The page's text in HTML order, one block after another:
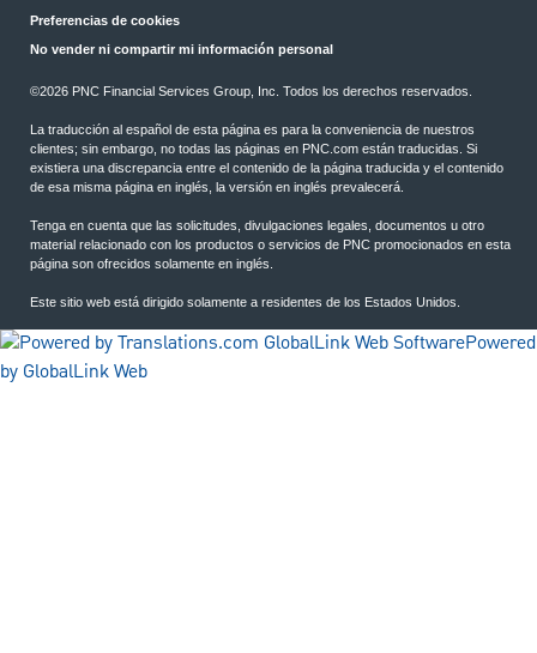
Preferencias de cookies
No vender ni compartir mi información personal
©2026 PNC Financial Services Group, Inc. Todos los derechos reservados.
La traducción al español de esta página es para la conveniencia de nuestros
clientes; sin embargo, no todas las páginas en PNC.com están traducidas. Si
existiera una discrepancia entre el contenido de la página traducida y el contenido
de esa misma página en inglés, la versión en inglés prevalecerá.
Tenga en cuenta que las solicitudes, divulgaciones legales, documentos u otro
material relacionado con los productos o servicios de PNC promocionados en esta
página son ofrecidos solamente en inglés.
Este sitio web está dirigido solamente a residentes de los Estados Unidos.
Powered
by GlobalLink Web